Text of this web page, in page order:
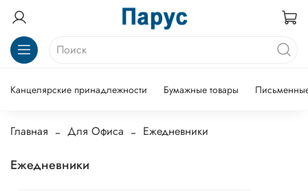
Канцелярские принадлежности Бумажные товары
Главная Для Офиса Ежедневники
Ежедневники